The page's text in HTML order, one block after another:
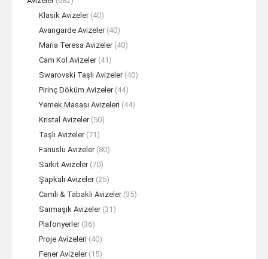
Klasik Avizeler (40)
Avangarde Avizeler (40)
Maria Teresa Avizeler (40)
Cam Kol Avizeler (41)
Swarovski Taşlı Avizeler (40)
Pirinç Döküm Avizeler (44)
Yemek Masası Avizeleri (44)
Kristal Avizeler (50)
Taşlı Avizeler (71)
Fanuslu Avizeler (80)
Sarkıt Avizeler (70)
Şapkalı Avizeler (25)
Camlı & Tabaklı Avizeler (35)
Sarmaşık Avizeler (31)
Plafonyerler (36)
Proje Avizeleri (40)
Fener Avizeler (15)